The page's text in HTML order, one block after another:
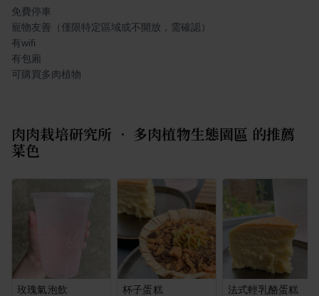
免費停車
寵物友善（僅限特定區域或不開放，需確認）
有wifi
有包廂
可購買多肉植物
肉肉栽培研究所 • 多肉植物生態園區 的推薦
菜色
玫瑰氣泡飲 杯子蛋糕 法式輕乳酪蛋糕